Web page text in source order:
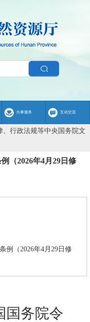
办事服务 互动交流
、行政法规等中央国务院文
（2026年4月29日修
例（2026年4月29日修
国务院令